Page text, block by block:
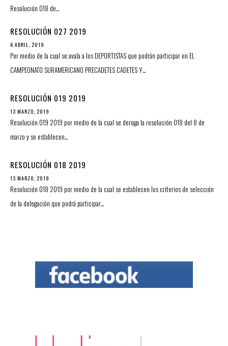
Resolución 018 de…
RESOLUCIÓN 027 2019
6 ABRIL, 2019
Por medio de la cual se avala a los DEPORTISTAS que podrán participar en EL
CAMPEONATO SURAMERICANO PRECADETES CADETES Y…
RESOLUCIÓN 019 2019
13 MARZO, 2019
Resolución 019 2019 por medio de la cual se deroga la resolución 018 del 8 de
marzo y se establecen…
RESOLUCIÓN 018 2019
13 MARZO, 2019
Resolución 018 2019 por medio de la cual se establecen los criterios de selección
de la delegación que podrá participar…